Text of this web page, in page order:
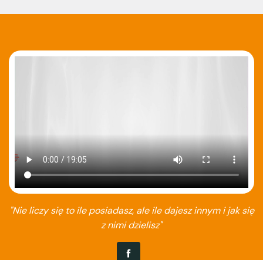
"Nie liczy się to ile posiadasz, ale ile dajesz innym i jak się
z nimi dzielisz"